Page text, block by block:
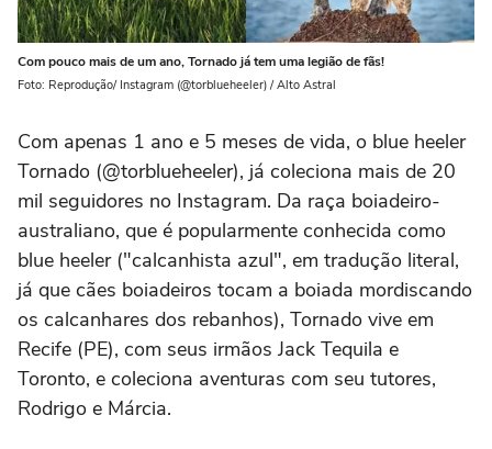
Com pouco mais de um ano, Tornado já tem uma legião de fãs!
Foto: Reprodução/ Instagram (@torblueheeler) / Alto Astral
Com apenas 1 ano e 5 meses de vida, o blue heeler
Tornado (@torblueheeler), já coleciona mais de 20
mil seguidores no Instagram. Da raça boiadeiro-
australiano, que é popularmente conhecida como
blue heeler ("calcanhista azul", em tradução literal,
já que cães boiadeiros tocam a boiada mordiscando
os calcanhares dos rebanhos), Tornado vive em
Recife (PE), com seus irmãos Jack Tequila e
Toronto, e coleciona aventuras com seu tutores,
Rodrigo e Márcia.